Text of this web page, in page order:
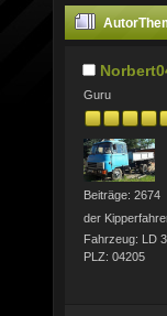
Autor
Guru
Beiträge: 2674
der
Fahrzeug: LD
PLZ: 04205